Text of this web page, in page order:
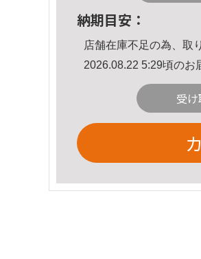
納期目安：
店舗在庫不足の為、取
2026.08.22 5:29頃のお
受